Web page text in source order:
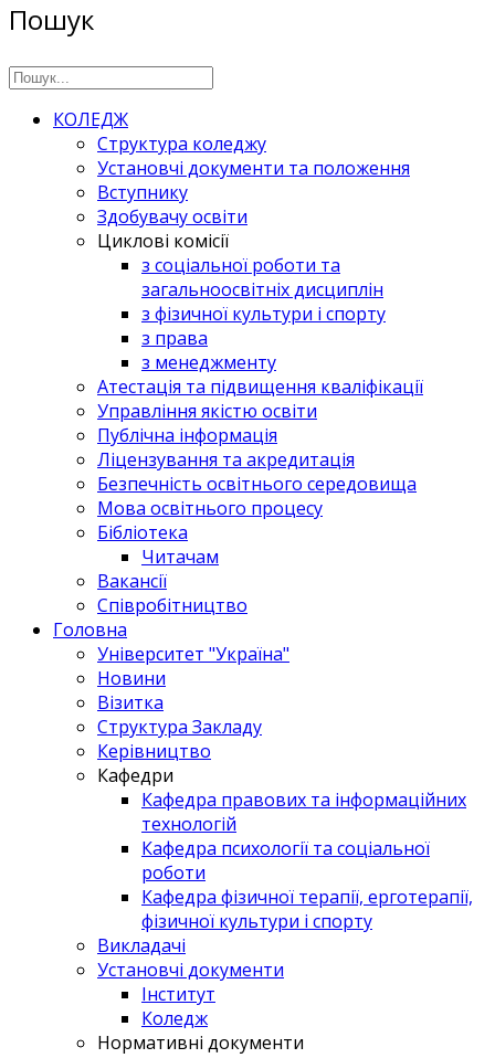
Пошук
КОЛЕДЖ
Структура коледжу
Установчі документи та положення
Вступнику
Здобувачу освіти
Циклові комісії
з соціальної роботи та
загальноосвітніх дисциплін
з фізичної культури і спорту
з права
з менеджменту
Атестація та підвищення кваліфікації
Управління якістю освіти
Публічна інформація
Ліцензування та акредитація
Безпечність освітнього середовища
Мова освітнього процесу
Бібліотека
Читачам
Вакансії
Співробітництво
Головна
Університет "Україна"
Новини
Візитка
Структура Закладу
Керівництво
Кафедри
Кафедра правових та інформаційних
технологій
Кафедра психології та соціальної
роботи
Кафедра фізичної терапії, ерготерапії,
фізичної культури і спорту
Викладачі
Установчі документи
Інститут
Коледж
Нормативні документи